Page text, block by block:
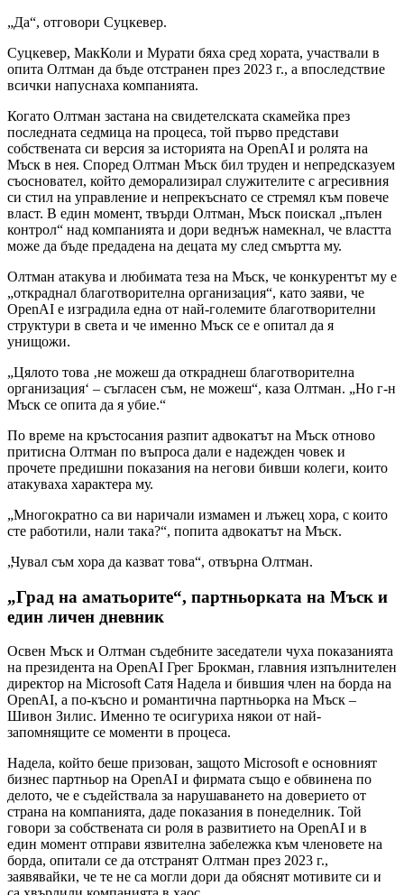
„Да“, отговори Суцкевер.
Суцкевер, МакКоли и Мурати бяха сред хората, участвали в
опита Олтман да бъде отстранен през 2023 г., а впоследствие
всички напуснаха компанията.
Когато Олтман застана на свидетелската скамейка през
последната седмица на процеса, той първо представи
собствената си версия за историята на OpenAI и ролята на
Мъск в нея. Според Олтман Мъск бил труден и непредсказуем
съосновател, който деморализирал служителите с агресивния
си стил на управление и непрекъснато се стремял към повече
власт. В един момент, твърди Олтман, Мъск поискал „пълен
контрол“ над компанията и дори веднъж намекнал, че властта
може да бъде предадена на децата му след смъртта му.
Олтман атакува и любимата теза на Мъск, че конкурентът му е
„откраднал благотворителна организация“, като заяви, че
OpenAI е изградила една от най-големите благотворителни
структури в света и че именно Мъск се е опитал да я
унищожи.
„Цялото това ‚не можеш да откраднеш благотворителна
организация‘ – съгласен съм, не можеш“, каза Олтман. „Но г-н
Мъск се опита да я убие.“
По време на кръстосания разпит адвокатът на Мъск отново
притисна Олтман по въпроса дали е надежден човек и
прочете предишни показания на негови бивши колеги, които
атакуваха характера му.
„Многократно са ви наричали измамен и лъжец хора, с които
сте работили, нали така?“, попита адвокатът на Мъск.
„Чувал съм хора да казват това“, отвърна Олтман.
„Град на аматьорите“, партньорката на Мъск и
един личен дневник
Освен Мъск и Олтман съдебните заседатели чуха показанията
на президента на OpenAI Грег Брокман, главния изпълнителен
директор на Microsoft Сатя Надела и бившия член на борда на
OpenAI, а по-късно и романтична партньорка на Мъск –
Шивон Зилис. Именно те осигуриха някои от най-
запомнящите се моменти в процеса.
Надела, който беше призован, защото Microsoft е основният
бизнес партньор на OpenAI и фирмата също е обвинена по
делото, че е съдействала за нарушаването на доверието от
страна на компанията, даде показания в понеделник. Той
говори за собствената си роля в развитието на OpenAI и в
един момент отправи язвителна забележка към членовете на
борда, опитали се да отстранят Олтман през 2023 г.,
заявявайки, че те не са могли дори да обяснят мотивите си и